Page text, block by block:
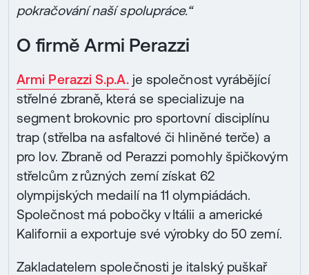
pokračování naší spolupráce.“
O firmě Armi Perazzi
Armi Perazzi S.p.A.je společnost vyrábějící
střelné zbraně, která se specializuje na
segment brokovnic pro sportovní disciplínu
trap (střelba na asfaltové či hliněné terče) a
pro lov. Zbraně od Perazzi pomohly špičkovým
střelcům z různých zemí získat 62
olympijských medailí na 11 olympiádách.
Společnost má pobočky v Itálii a americké
Kalifornii a exportuje své výrobky do 50 zemí.
Zakladatelem společnosti je italský puškař